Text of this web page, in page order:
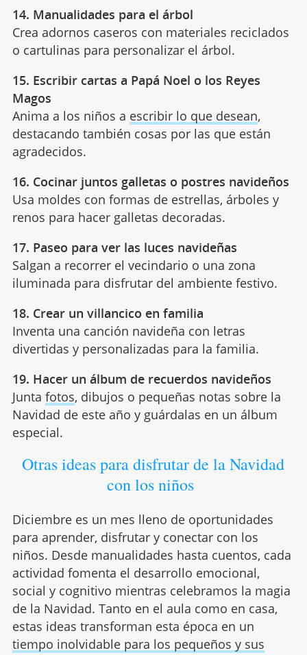
14. Manualidades para el árbol
Crea adornos caseros con materiales reciclados
o cartulinas para personalizar el árbol.
15. Escribir cartas a Papá Noel o los Reyes
Magos
Anima a los niños a escribir lo que desean,
destacando también cosas por las que están
agradecidos.
16. Cocinar juntos galletas o postres navideños
Usa moldes con formas de estrellas, árboles y
renos para hacer galletas decoradas.
17. Paseo para ver las luces navideñas
Salgan a recorrer el vecindario o una zona
iluminada para disfrutar del ambiente festivo.
18. Crear un villancico en familia
Inventa una canción navideña con letras
divertidas y personalizadas para la familia.
19. Hacer un álbum de recuerdos navideños
Junta fotos, dibujos o pequeñas notas sobre la
Navidad de este año y guárdalas en un álbum
especial.
Otras ideas para disfrutar de la Navidad
con los niños
Diciembre es un mes lleno de oportunidades
para aprender, disfrutar y conectar con los
niños. Desde manualidades hasta cuentos, cada
actividad fomenta el desarrollo emocional,
social y cognitivo mientras celebramos la magia
de la Navidad. Tanto en el aula como en casa,
estas ideas transforman esta época en un
tiempo inolvidable para los pequeños y sus